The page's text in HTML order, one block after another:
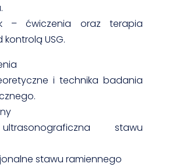
– ćwiczenia oraz terapia
USG.
i technika badania
stawu
stawu ramiennego